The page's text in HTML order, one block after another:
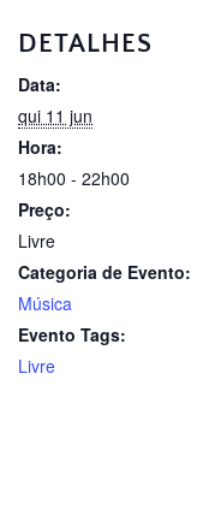
DETALHES
Data:
qui 11 jun
Hora:
18h00 - 22h00
Preço:
Livre
Categoria de Evento:
Música
Evento Tags:
Livre